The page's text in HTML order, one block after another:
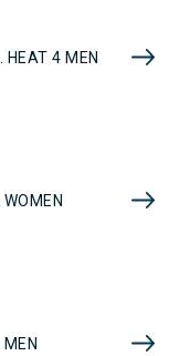
HEAT 4 MEN